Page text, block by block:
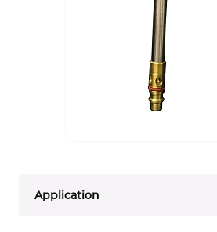
Application